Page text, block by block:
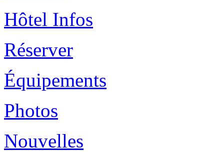
Hôtel Infos
Réserver
Équipements
Photos
Nouvelles